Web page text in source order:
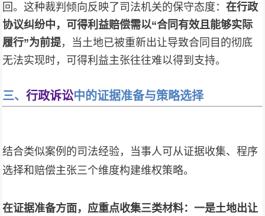
回。这种裁判倾向反映了司法机关的保守态度：在行政
协议纠纷中，可得利益赔偿需以“合同有效且能够实际
履行”为前提，当土地已被重新出让导致合同目的彻底
无法实现时，可得利益主张往往难以得到支持。
三、行政诉讼中的证据准备与策略选择
结合类似案例的司法经验，当事人可从证据收集、程序
选择和赔偿主张三个维度构建维权策略。
在证据准备方面，应重点收集三类材料：一是土地出让